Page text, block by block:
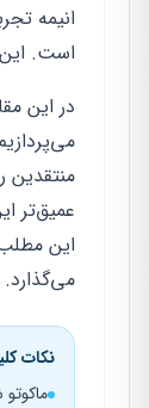
انیمه
است. این
در این
منتقدین
عمیق‌تر
این مطلب
می‌گذارد.
نکات